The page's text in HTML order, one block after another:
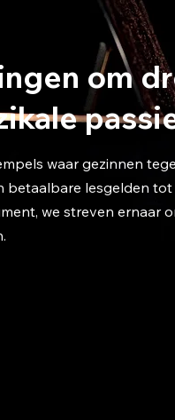
om
waar gezinnen
betaalbare lesgelden
we streven ernaar